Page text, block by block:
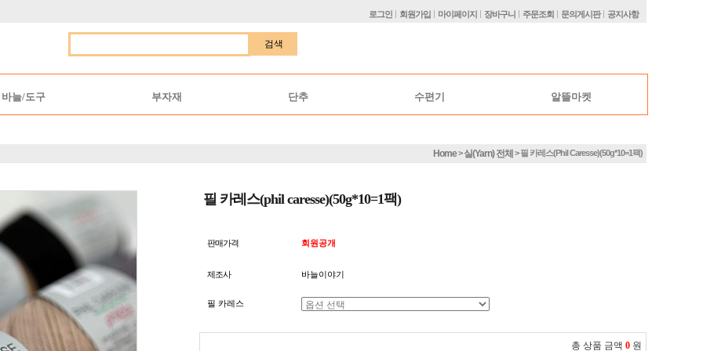
로그인 | 회원가입 | 마이페이지 | 장바구니 | 주문조회 | 문의게시판| 공지사항
검색
바늘/도구 부자재 단추 수편기 알뜰마켓
Home>실(yarn) 전체 > 필 카레스(phil Caresse)(50g*10=1팩)
필 카레스(phil caresse)(50g*10=1팩)
판매가격 회원공개
제조사 바늘이야기
필 카레스
총 상품 금액 0 원